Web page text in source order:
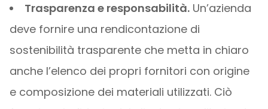
Trasparenza e responsabilità.Un’azienda
deve fornire una rendicontazione di
sostenibilità trasparente che metta in chiaro
anche l’elenco dei propri fornitori con origine
e composizione dei materiali utilizzati. Ciò